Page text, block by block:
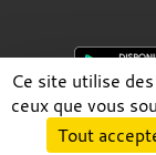
Envie de
Ce site utilise
ceux que vous
Tout